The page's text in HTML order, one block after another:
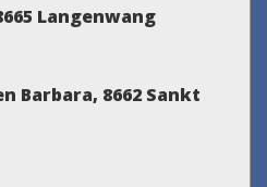
Langenwang
Barbara, 8662 Sankt